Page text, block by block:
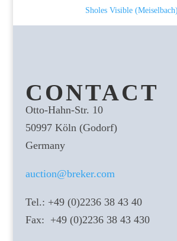
Sholes Visible
CONTACT
Otto-Hahn-Str. 10
50997 Köln (Godorf)
Germany
auction@breker.com
Tel.: +49 (0)2236 38 43 40
Fax: +49 (0)2236 38 43 430